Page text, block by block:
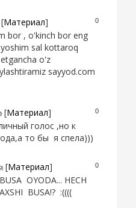
0
[Материал]
bor , o'kinch bor eng
sal kottaroq
o'z
sayyod.com
0
[Материал]
голос ,но к
то бы я спела)))
0
[Материал]
OYODA... HECH
BUSA!? :((((